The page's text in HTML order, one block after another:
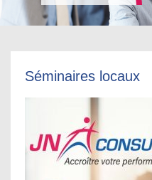
Séminaires locaux